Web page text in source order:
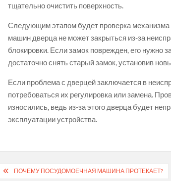
тщательно очистить поверхность.
Следующим этапом будет проверка
машин дверца не может закрыться из-за
блокировки. Если замок поврежден, его нужно
достаточно снять старый замок, установив
Если проблема с дверцей заключается в
потребоваться их регулировка или замена.
износились, ведь из-за этого дверца будет
эксплуатации устройства.
Навигация
ПОЧЕМУ ПОСУДОМОЕЧНАЯ МАШИНА ПРОТЕКАЕТ?